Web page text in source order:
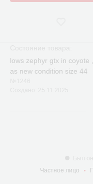
lows zephyr gtx in coyote
as new condition size 44
Частное лицо